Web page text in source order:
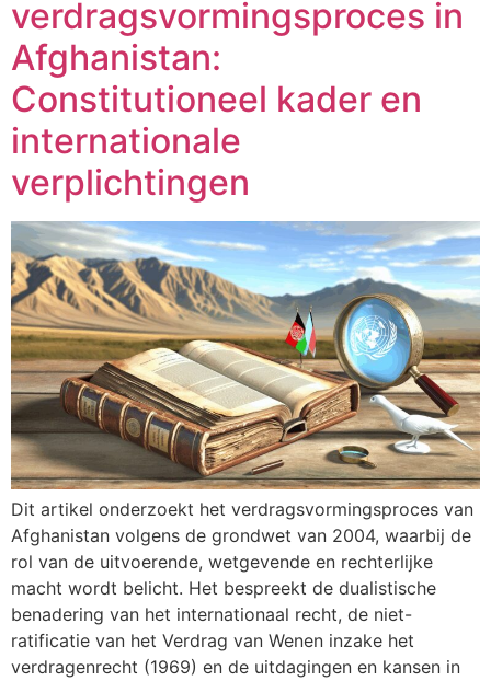
verdragsvormingsproces in
Afghanistan:
Constitutioneel kader en
internationale
verplichtingen
Dit artikel onderzoekt het verdragsvormingsproces van
Afghanistan volgens de grondwet van 2004, waarbij de
rol van de uitvoerende, wetgevende en rechterlijke
macht wordt belicht. Het bespreekt de dualistische
benadering van het internationaal recht, de niet-
ratificatie van het Verdrag van Wenen inzake het
verdragenrecht (1969) en de uitdagingen en kansen in